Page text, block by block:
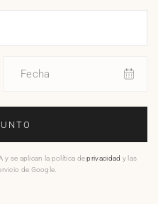
Fecha
y se aplican la política deprivacidad y las
de Google.